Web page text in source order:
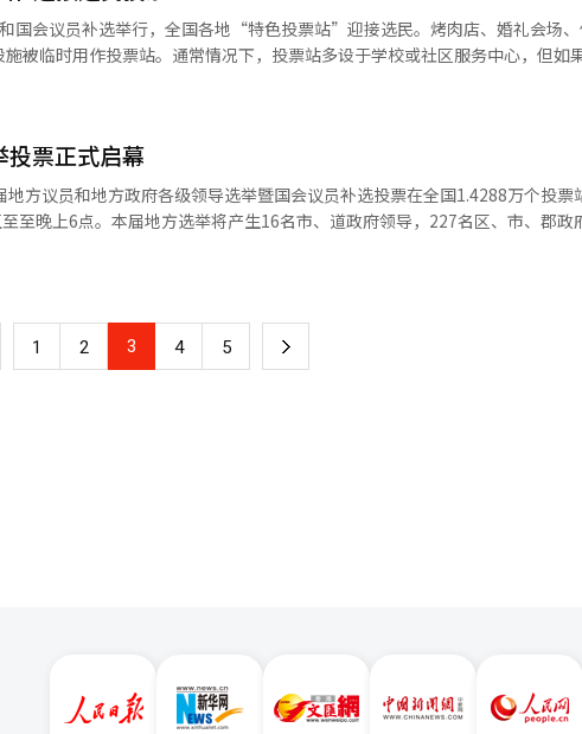
国会议员补选举行，全国各地“特色投票站”迎接选民。烤肉店、婚礼会场、
被临时用作投票站。通常情况下，投票站多设于学校或社区服务中心，但如
施作为投票地点。图为位于首尔某小学体育馆的投票站。
投票正式启幕
地方议员和地方政府各级领导选举暨国会议员补选投票在全国1.4288万个投票
、市、郡议员和16名教育监（各级行政区教育行政机构最高负责人），再补
1 2 3 4 5 下